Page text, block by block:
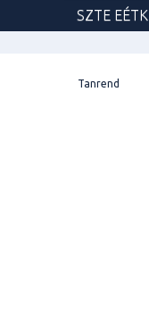
SZTE EÉTK
Tanrend